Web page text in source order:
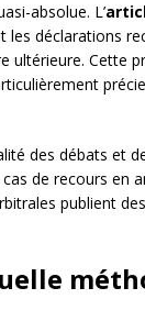
absolue. L’
déclarations
ultérieure. Cette
des débats et
de recours en
publient